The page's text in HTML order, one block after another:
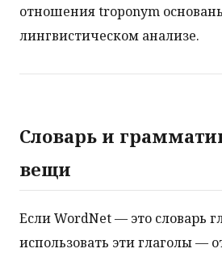
отношения troponym
лингвистическом анализе.
Словарь и
вещи
Если WordNet — это словарь
использовать эти глаголы —